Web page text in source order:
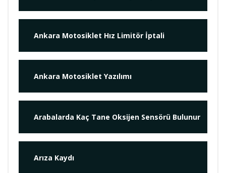
Ankara Motosiklet Hız Limitör İptali
Ankara Motosiklet Yazılımı
Arabalarda Kaç Tane Oksijen Sensörü Bulunur
Arıza Kaydı